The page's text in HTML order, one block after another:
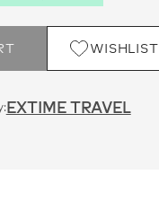
WISHLIST
EXTIME TRAVEL